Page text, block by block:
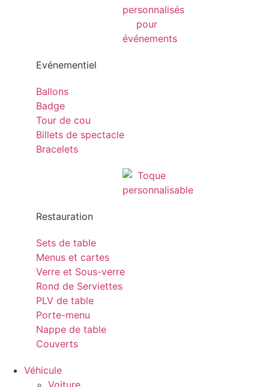
Evénementiel
Ballons
Badge
Tour de cou
Billets de spectacle
Bracelets
Restauration
Sets de table
Menus et cartes
Verre et Sous-verre
Rond de Serviettes
PLV de table
Porte-menu
Nappe de table
Couverts
Véhicule